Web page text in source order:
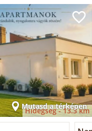
Mutasd a térképen
Hidegség -13.3 km